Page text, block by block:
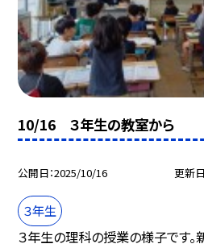
10/16 ３年生の教室から
公開日 2025/10/16 更新日
３年生
３年生の理科の授業の様子です。